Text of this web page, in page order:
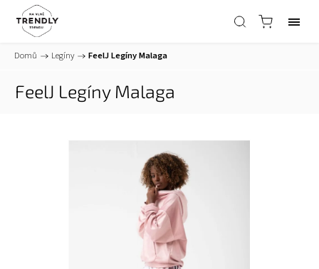
Domů / Legíny / FeelJ Legíny Malaga
FeelJ Legíny Malaga